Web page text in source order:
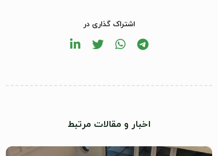
اشتراک گذاری در
اخبار و مقالات مرتبط